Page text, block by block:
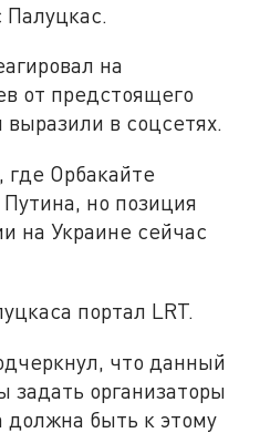
Палуцкас.
на
от предстоящего
в соцсетях.
Орбакайте
но позиция
на Украине сейчас
портал LRT.
что данный
организаторы
должна быть к этому